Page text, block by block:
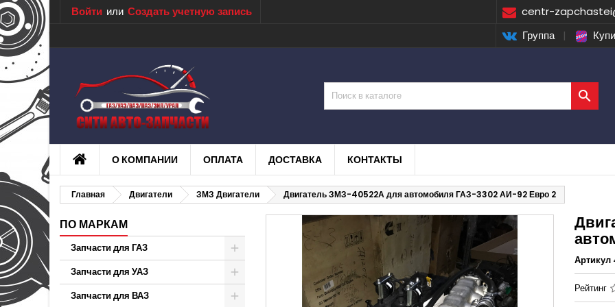
centr-
Войти или Создать учетную запись
Группа |

О КОМПАНИИ ОПЛАТА ДОСТАВКА КОНТАКТЫ
Главная Двигатели ЗМЗ Двигатели Двигатель ЗМЗ-40522А для автомобиля ГАЗ-3302 АИ-92 Евро 2
ПО МАРКАМ
Запчасти для ГАЗ
Запчасти для УАЗ
Запчасти для ВАЗ
Артикул
Рейтинг